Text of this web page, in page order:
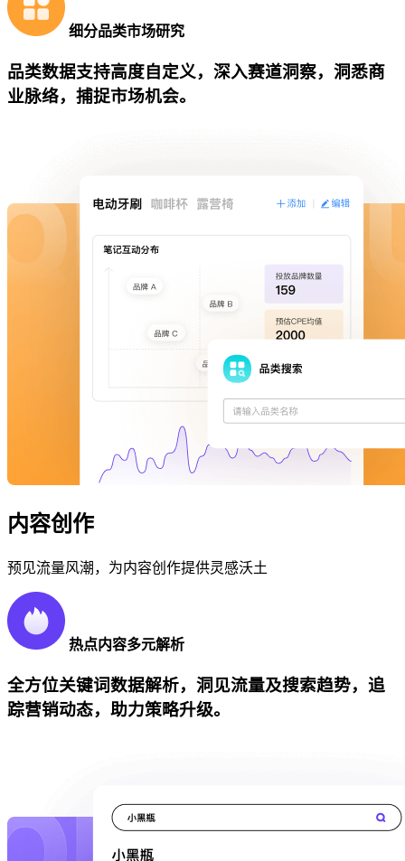
细分品类市场研究
品类数据支持高度自定义，深入赛道洞察，洞悉商
业脉络，捕捉市场机会。
内容创作
预见流量风潮，为内容创作提供灵感沃土
热点内容多元解析
全方位关键词数据解析，洞见流量及搜索趋势，追
踪营销动态，助力策略升级。